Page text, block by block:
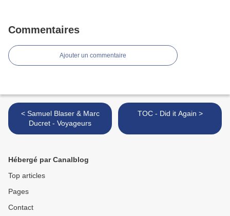
Commentaires
Ajouter un commentaire
< Samuel Blaser & Marc
Ducret - Voyageurs
TOC - Did it Again >
Hébergé par Canalblog
Top articles
Pages
Contact